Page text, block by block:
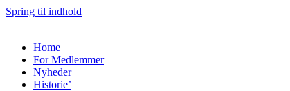
Spring til indhold
Home
For Medlemmer
Nyheder
Historie’